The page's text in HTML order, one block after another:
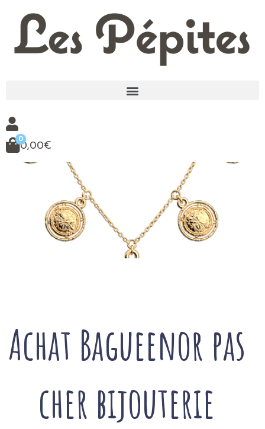
0
0,00€
Achat Bagueenor pas
cher bijouterie